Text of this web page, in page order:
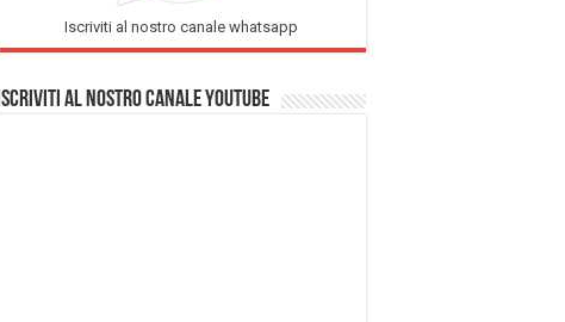
Iscriviti al nostro canale whatsapp
Iscriviti al nostro Canale Youtube